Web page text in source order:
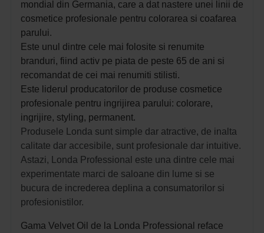
mondial din Germania, care a dat nastere unei linii de
cosmetice profesionale pentru colorarea si coafarea
parului.
Este unul dintre cele mai folosite si renumite
branduri, fiind activ pe piata de peste 65 de ani si
recomandat de cei mai renumiti stilisti.
Este liderul producatorilor de produse cosmetice
profesionale pentru ingrijirea parului: colorare,
ingrijire, styling, permanent.
Produsele Londa sunt simple dar atractive, de inalta
calitate dar accesibile, sunt profesionale dar intuitive.
Astazi, Londa Professional este una dintre cele mai
experimentate marci de saloane din lume si se
bucura de increderea deplina a consumatorilor si
profesionistilor.
Gama Velvet Oil de la Londa Professional reface